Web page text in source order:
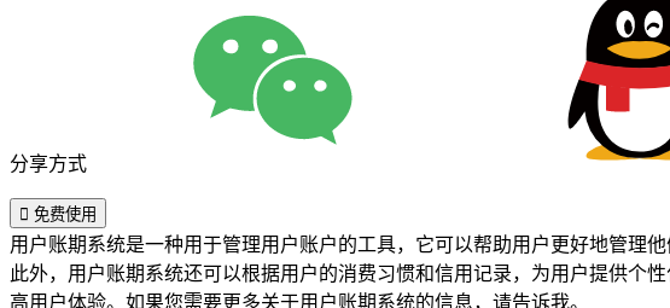
分享方式
 免费使用
用户账期系统是一种用于管理用户账户的工具，它可以帮助用户更好地管理
此外，用户账期系统还可以根据用户的消费习惯和信用记录，为用户提供个
高用户体验。如果您需要更多关于用户账期系统的信息，请告诉我。